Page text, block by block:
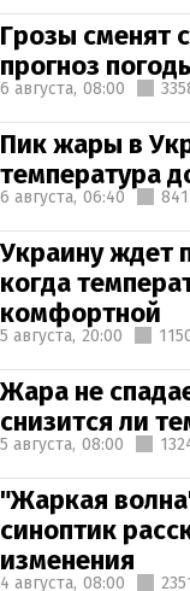
Грозы сменят
прогноз
6 августа, 08:00
Пик жары в
температура
6 августа, 06:40 841
Украину ждет
когда
комфортной
5 августа, 20:00
Жара не
снизится ли
5 августа, 08:00
"Жаркая
синоптик
изменения
4 августа, 08:00